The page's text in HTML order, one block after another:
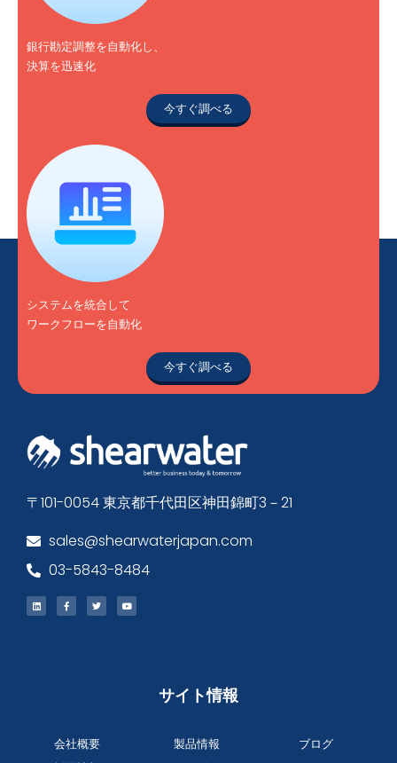
銀行勘定調整を自動化し、
決算を迅速化
今すぐ調べる
システムを統合して
ワークフローを自動化
今すぐ調べる
〒101-0054 東京都千代田区神田錦町3－21
sales@shearwaterjapan.com
03-5843-8484
サイト情報
会社概要
製品情報
ブログ